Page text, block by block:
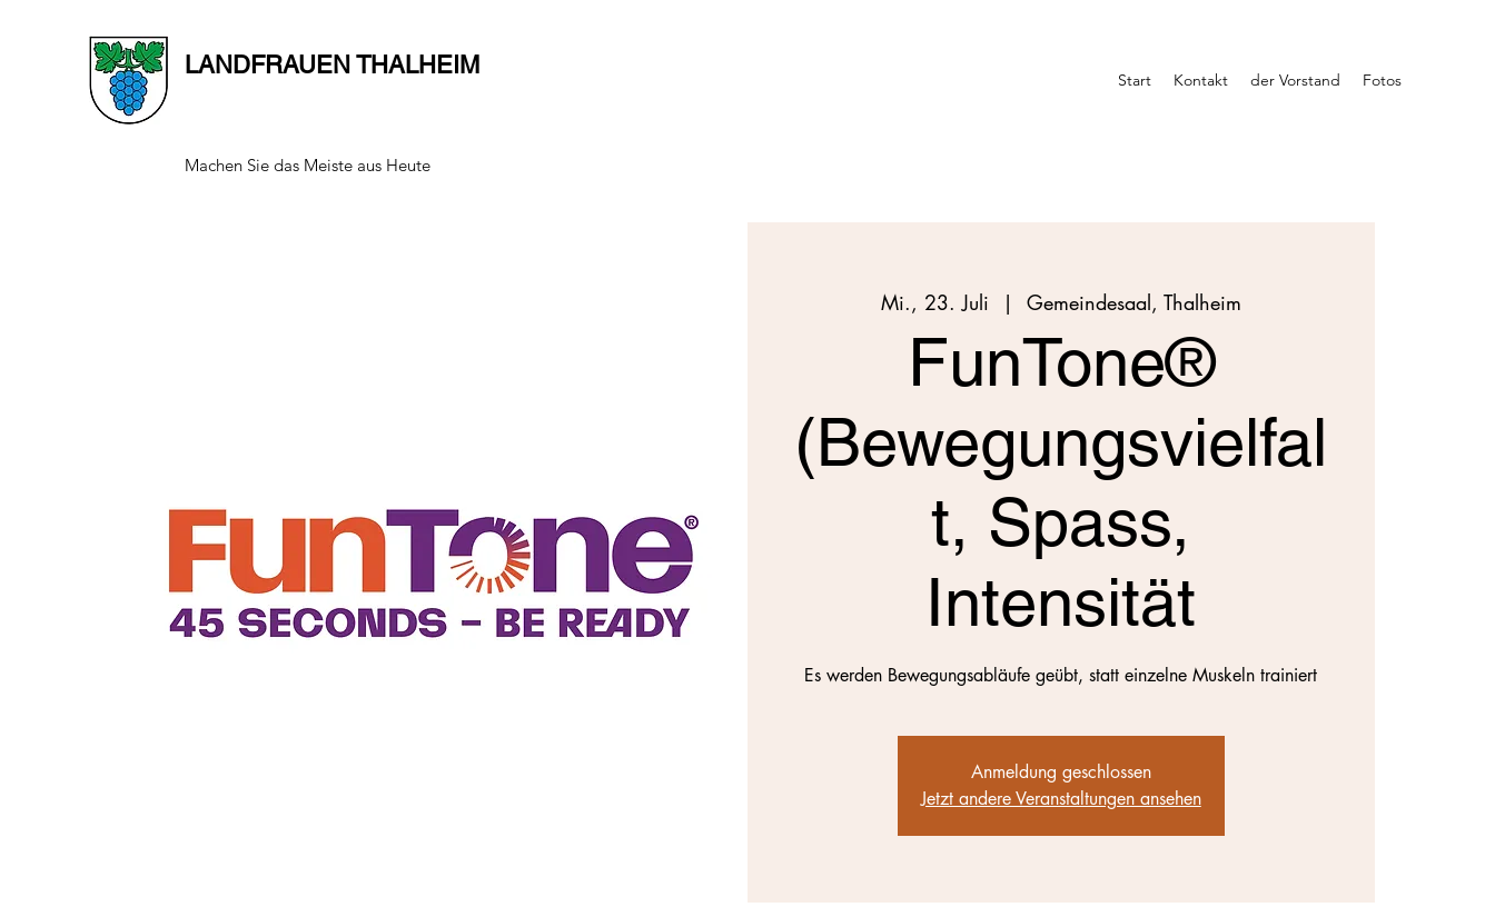
LANDFRAUEN THALHEIM
Machen Sie das Meiste aus Heute
Start Kontakt der Vorstand Fotos
Mi., 23. Juli
  |
Gemeindesaal, Thalheim
FunTone®
(Bewegungsvielfal
t, Spass,
Intensität
Es werden Bewegungsabläufe geübt, statt einzelne Muskeln trainiert
Anmeldung geschlossen
Jetzt andere Veranstaltungen ansehen